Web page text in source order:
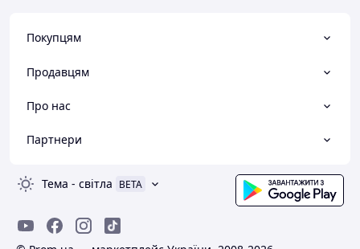
Покупцям
Продавцям
Про нас
Партнери
Тема - світла BETA